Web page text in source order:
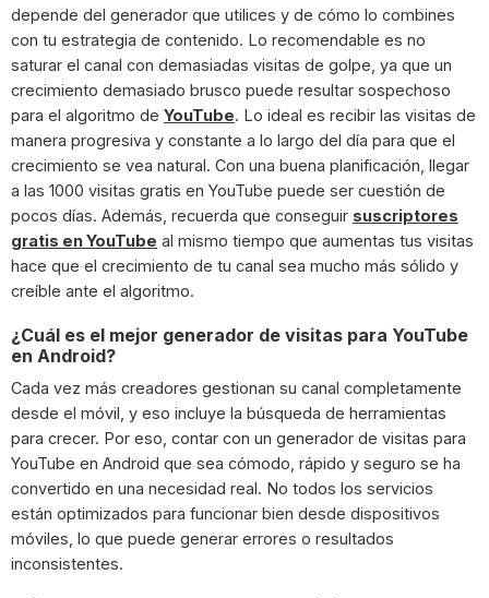
depende del generador que utilices y de cómo lo combines
con tu estrategia de contenido. Lo recomendable es no
saturar el canal con demasiadas visitas de golpe, ya que un
crecimiento demasiado brusco puede resultar sospechoso
para el algoritmo de YouTube. Lo ideal es recibir las visitas de
manera progresiva y constante a lo largo del día para que el
crecimiento se vea natural. Con una buena planificación, llegar
a las 1000 visitas gratis en YouTube puede ser cuestión de
pocos días. Además, recuerda que conseguir suscriptores
gratis en YouTube al mismo tiempo que aumentas tus visitas
hace que el crecimiento de tu canal sea mucho más sólido y
creíble ante el algoritmo.
¿Cuál es el mejor generador de visitas para YouTube
en Android?
Cada vez más creadores gestionan su canal completamente
desde el móvil, y eso incluye la búsqueda de herramientas
para crecer. Por eso, contar con un generador de visitas para
YouTube en Android que sea cómodo, rápido y seguro se ha
convertido en una necesidad real. No todos los servicios
están optimizados para funcionar bien desde dispositivos
móviles, lo que puede generar errores o resultados
inconsistentes.